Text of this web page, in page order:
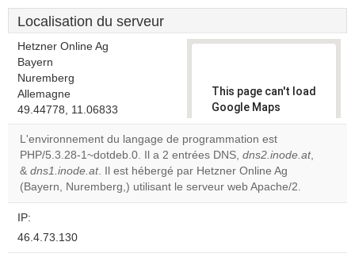
Localisation du serveur
Hetzner Online Ag
Bayern
Nuremberg
Allemagne
49.44778, 11.06833
This page can't load
Google Maps
correctly.
Do you
own this
website?
L'environnement du langage de programmation est
PHP/5.3.28-1~dotdeb.0. Il a 2 entrées DNS, dns2.inode.at,
& dns1.inode.at. Il est hébergé par Hetzner Online Ag
(Bayern, Nuremberg,) utilisant le serveur web Apache/2.
IP:
46.4.73.130